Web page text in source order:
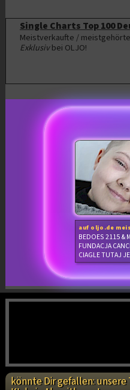
Single Charts Top 100
Meistverkaufte /
Exklusivbei OLJO!
auf oljo.de
BEDOES 2115 &
FUNDACJA
CIAGLE TUTAJ
könnte Dir gefallen: